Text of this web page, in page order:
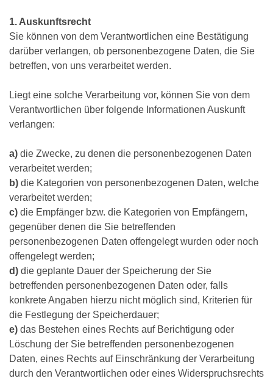
1. Auskunftsrecht
Sie können von dem Verantwortlichen eine Bestätigung
darüber verlangen, ob personenbezogene Daten, die Sie
betreffen, von uns verarbeitet werden.
Liegt eine solche Verarbeitung vor, können Sie von dem
Verantwortlichen über folgende Informationen Auskunft
verlangen:
a) die Zwecke, zu denen die personenbezogenen Daten
verarbeitet werden;
b) die Kategorien von personenbezogenen Daten, welche
verarbeitet werden;
c) die Empfänger bzw. die Kategorien von Empfängern,
gegenüber denen die Sie betreffenden
personenbezogenen Daten offengelegt wurden oder noch
offengelegt werden;
d) die geplante Dauer der Speicherung der Sie
betreffenden personenbezogenen Daten oder, falls
konkrete Angaben hierzu nicht möglich sind, Kriterien für
die Festlegung der Speicherdauer;
e) das Bestehen eines Rechts auf Berichtigung oder
Löschung der Sie betreffenden personenbezogenen
Daten, eines Rechts auf Einschränkung der Verarbeitung
durch den Verantwortlichen oder eines Widerspruchsrechts